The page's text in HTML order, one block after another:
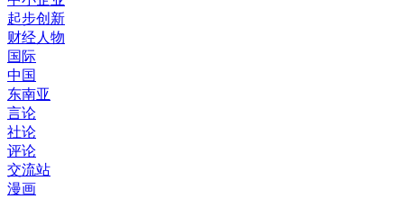
起步创新
财经人物
国际
中国
东南亚
言论
社论
评论
交流站
漫画